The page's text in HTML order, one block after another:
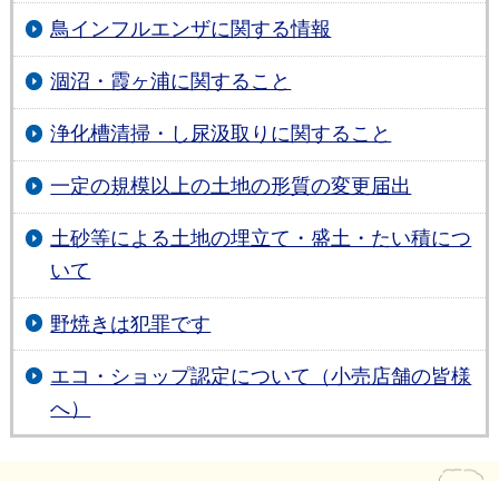
鳥インフルエンザに関する情報
涸沼・霞ヶ浦に関すること
浄化槽清掃・し尿汲取りに関すること
一定の規模以上の土地の形質の変更届出
土砂等による土地の埋立て・盛土・たい積につ
いて
野焼きは犯罪です
エコ・ショップ認定について（小売店舗の皆様
へ）